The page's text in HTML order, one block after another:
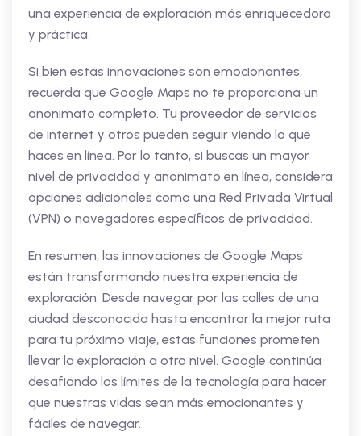
una experiencia de exploración más enriquecedora
y práctica.
Si bien estas innovaciones son emocionantes,
recuerda que Google Maps no te proporciona un
anonimato completo. Tu proveedor de servicios
de internet y otros pueden seguir viendo lo que
haces en línea. Por lo tanto, si buscas un mayor
nivel de privacidad y anonimato en línea, considera
opciones adicionales como una Red Privada Virtual
(VPN) o navegadores específicos de privacidad.
En resumen, las innovaciones de Google Maps
están transformando nuestra experiencia de
exploración. Desde navegar por las calles de una
ciudad desconocida hasta encontrar la mejor ruta
para tu próximo viaje, estas funciones prometen
llevar la exploración a otro nivel. Google continúa
desafiando los límites de la tecnología para hacer
que nuestras vidas sean más emocionantes y
fáciles de navegar.